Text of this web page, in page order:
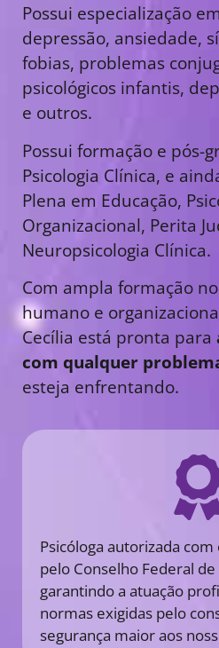
Possui especialização em
depressão, ansiedade,
fobias, problemas
psicológicos infantis,
e outros.
Possui formação e pós-
Psicologia Clínica, e
Plena em Educação,
Organizacional, Perita
Neuropsicologia Clínica.
Com ampla formação
humano e
Cecília está pronta para
com qualquer
esteja enfrentando.
Psicóloga autorizada com
pelo Conselho Federal de
garantindo a atuação
normas exigidas pelo
segurança maior aos